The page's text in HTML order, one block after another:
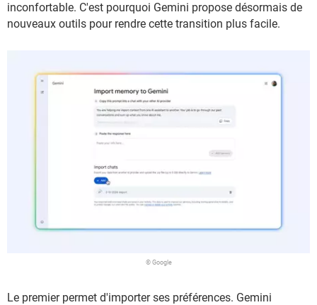
inconfortable. C'est pourquoi Gemini propose désormais de
nouveaux outils pour rendre cette transition plus facile.
© Google
Le premier permet d'importer ses préférences. Gemini